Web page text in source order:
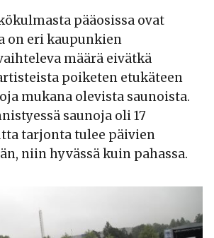
pääosissa ovat
on eri kaupunkien
määrä eivätkä
poiketen etukäteen
mukana olevista saunoista.
saunoja oli 17
tarjonta tulee päivien
niin hyvässä kuin pahassa.